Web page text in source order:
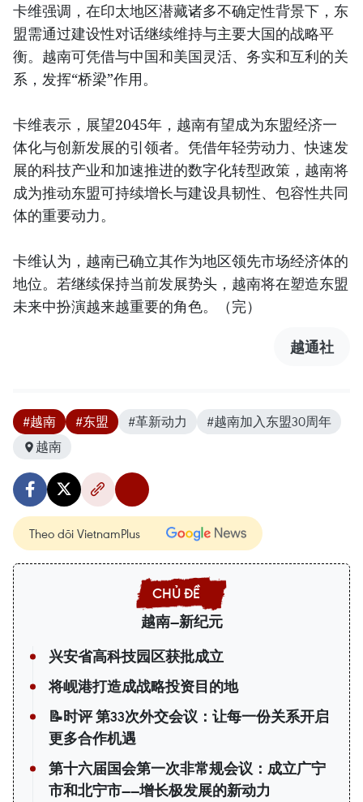
卡维强调，在印太地区潜藏诸多不确定性背景下，东
盟需通过建设性对话继续维持与主要大国的战略平
衡。越南可凭借与中国和美国灵活、务实和互利的关
系，发挥“桥梁”作用。
卡维表示，展望2045年，越南有望成为东盟经济一
体化与创新发展的引领者。凭借年轻劳动力、快速发
展的科技产业和加速推进的数字化转型政策，越南将
成为推动东盟可持续增长与建设具韧性、包容性共同
体的重要动力。
卡维认为，越南已确立其作为地区领先市场经济体的
地位。若继续保持当前发展势头，越南将在塑造东盟
未来中扮演越来越重要的角色。（完）
越通社
#越南 #东盟 #革新动力
#越南加入东盟30周年
越南
Theo dõi VietnamPlus
越南—新纪元
兴安省高科技园区获批成立
将岘港打造成战略投资目的地
📝时评 第33次外交会议：让每一份关系开启
更多合作机遇
第十六届国会第一次非常规会议：成立广宁
市和北宁市——增长极发展的新动力